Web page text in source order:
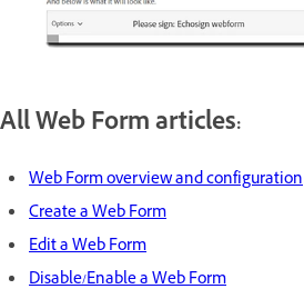
All Web Form articles:
Web Form overview and configuration
Create a Web Form
Edit a Web Form
Disable/Enable a Web Form